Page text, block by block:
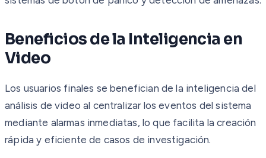
Beneficios de la Inteligencia en
Video
Los usuarios finales se benefician de la inteligencia del
análisis de video al centralizar los eventos del sistema
mediante alarmas inmediatas, lo que facilita la creación
rápida y eficiente de casos de investigación.